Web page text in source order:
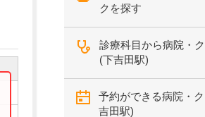
クを探す
診療科目から病院・
(下吉田駅)
予約ができる病院・
吉田駅)